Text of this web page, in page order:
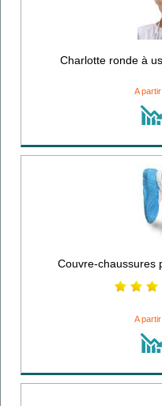
Charlotte ronde à
A
Couvre-chaussures
A